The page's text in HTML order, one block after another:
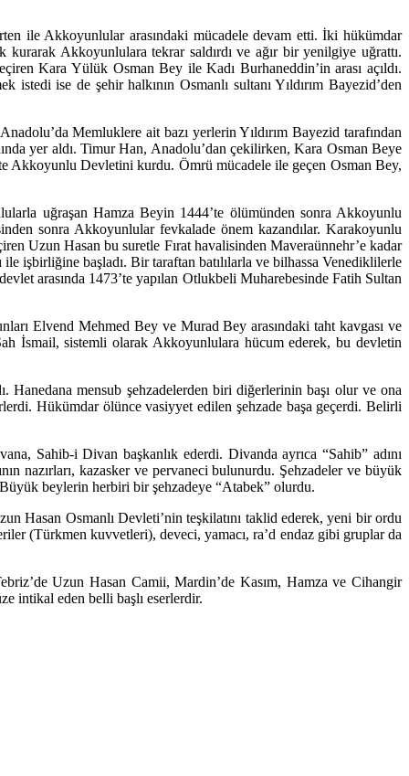
ile Akkoyunlular arasındaki mücadele devam etti. İki hükümdar
Akkoyunlulara tekrar saldırdı ve ağır bir yenilgiye uğrattı.
Kara Yülük Osman Bey ile Kadı Burhaneddin’in arası açıldı.
ise de şehir halkının Osmanlı sultanı Yıldırım Bayezid’den
Memluklere ait bazı yerlerin Yıldırım Bayezid tarafından
yer aldı. Timur Han, Anadolu’dan çekilirken, Kara Osman Beye
Akkoyunlu Devletini kurdu. Ömrü mücadele ile geçen Osman Bey,
uğraşan Hamza Beyin 1444’te ölümünden sonra Akkoyunlu
sonra Akkoyunlular fevkalade önem kazandılar. Karakoyunlu
Uzun Hasan bu suretle Fırat havalisinden Maveraünnehr’e kadar
işbirliğine başladı. Bir taraftan batılılarla ve bilhassa Venediklilerle
arasında 1473’te yapılan Otlukbeli Muharebesinde Fatih Sultan
Elvend Mehmed Bey ve Murad Bey arasındaki taht kavgası ve
İsmail, sistemli olarak Akkoyunlulara hücum ederek, bu devletin
mensub şehzadelerden biri diğerlerinin başı olur ve ona
Hükümdar ölünce vasiyyet edilen şehzade başa geçerdi. Belirli
Sahib-i Divan başkanlık ederdi. Divanda ayrıca “Sahib” adını
nazırları, kazasker ve pervaneci bulunurdu. Şehzadeler ve büyük
beylerin herbiri bir şehzadeye “Atabek” olurdu.
Hasan Osmanlı Devleti’nin teşkilatını taklid ederek, yeni bir ordu
(Türkmen kuvvetleri), deveci, yamacı, ra’d endaz gibi gruplar da
Uzun Hasan Camii, Mardin’de Kasım, Hamza ve Cihangir
intikal eden belli başlı eserlerdir.